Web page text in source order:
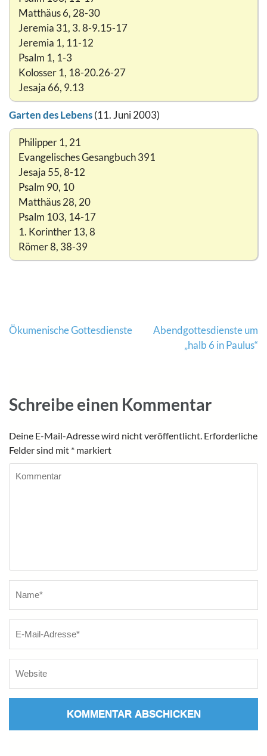
Matthäus 6, 28-30
Jeremia 31, 3. 8-9.15-17
Jeremia 1, 11-12
Psalm 1, 1-3
Kolosser 1, 18-20.26-27
Jesaja 66, 9.13
Garten des Lebens(11. Juni 2003)
Philipper 1, 21
Evangelisches Gesangbuch 391
Jesaja 55, 8-12
Psalm 90, 10
Matthäus 28, 20
Psalm 103, 14-17
1. Korinther 13, 8
Römer 8, 38-39
Beitragsnavigation
Ökumenische Gottesdienste
Abendgottesdienste um
„halb 6 in Paulus“
Schreibe einen Kommentar
Deine E-Mail-Adresse wird nicht veröffentlicht. Erforderliche
Felder sind mit * markiert